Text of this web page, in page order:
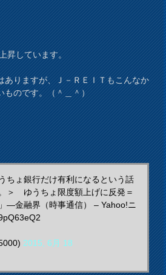
昇しています。
ありますが、Ｊ－ＲＥＩＴもこんなか
ものです。（＾＿＾）
ちょ銀行だけ有利になるという話
＞ ゆうちょ限度額上げに反発＝
―金融界（時事通信） – Yahoo!ニ
2015, 6月 18